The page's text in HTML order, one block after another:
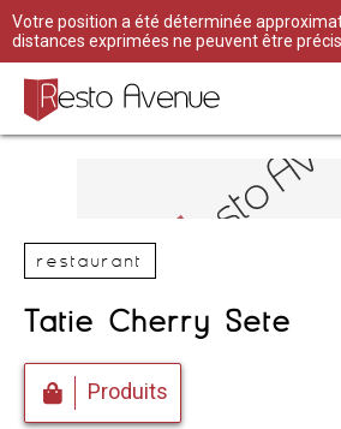
Votre position a été déterminée
distances exprimées ne peuvent être
restaurant
Tatie Cherry Sète
Produits